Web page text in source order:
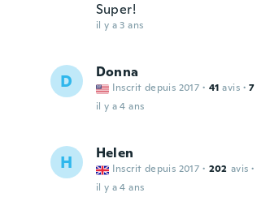
Super!
il y a 3 ans
D Donna
Inscrit depuis 2017 · 41 avis · 7
il y a 4 ans
H Helen
Inscrit depuis 2017 · 202 avis ·
il y a 4 ans